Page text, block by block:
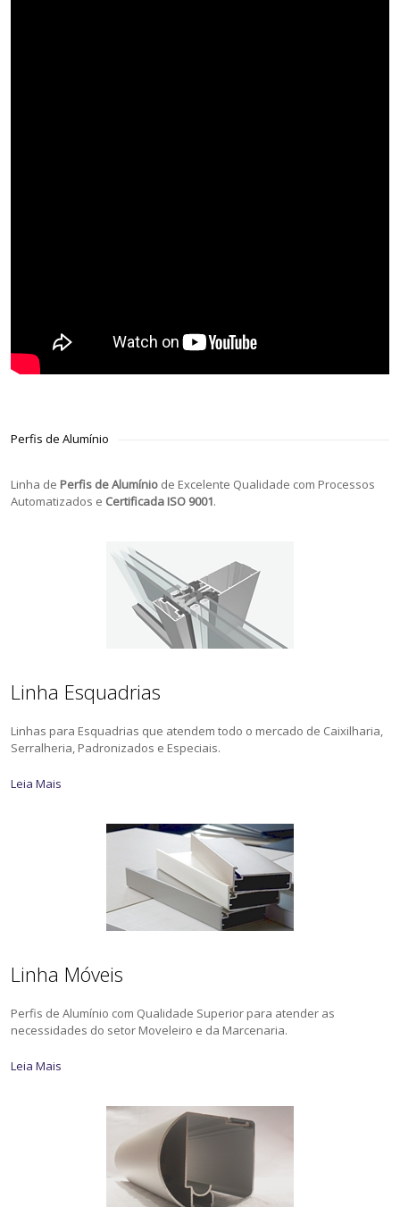
Perfis de Alumínio
Linha de Perfis de Alumínio de Excelente Qualidade com Processos
Automatizados e Certificada ISO 9001.
Linha Esquadrias
Linhas para Esquadrias que atendem todo o mercado de Caixilharia,
Serralheria, Padronizados e Especiais.
Leia Mais
Linha Móveis
Perfis de Alumínio com Qualidade Superior para atender as
necessidades do setor Moveleiro e da Marcenaria.
Leia Mais